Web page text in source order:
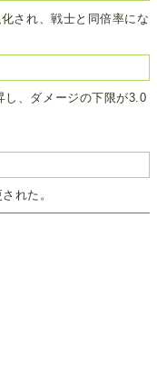
され、戦士と同倍率にな
し、ダメージの下限が3.0
れた。